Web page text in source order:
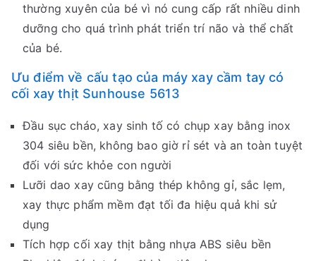
thường xuyên của bé vì nó cung cấp rất nhiều dinh
dưỡng cho quá trình phát triển trí não và thể chất
của bé.
Ưu điểm về cấu tạo của máy xay cầm tay có
cối xay thịt Sunhouse 5613
Đầu sục cháo, xay sinh tố có chụp xay bằng inox
304 siêu bền, không bao giờ rỉ sét và an toàn tuyệt
đối với sức khỏe con người
Lưỡi dao xay cũng bằng thép không gỉ, sắc lẹm,
xay thực phẩm mềm đạt tối đa hiệu quả khi sử
dụng
Tích hợp cối xay thịt bằng nhựa ABS siêu bền